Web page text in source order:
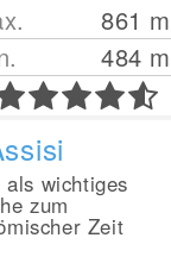
861 m
484 m
wichtiges
zum
Zeit